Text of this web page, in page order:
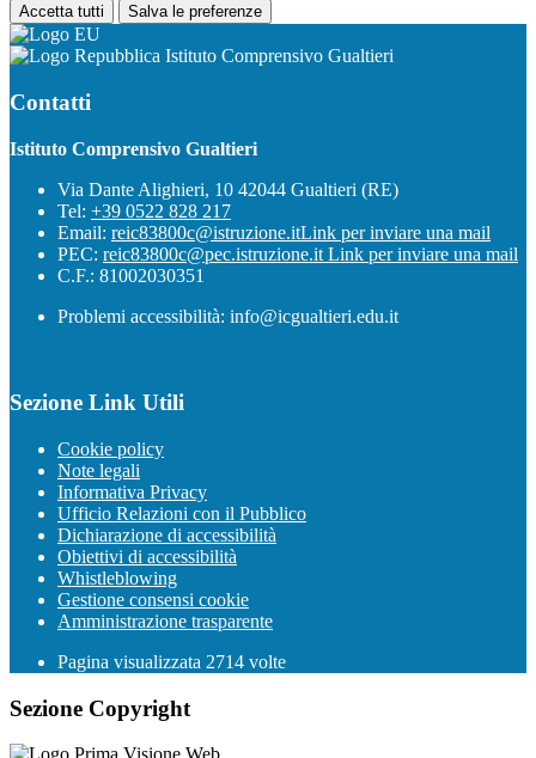
Accetta tutti Salva le preferenze
Istituto Comprensivo Gualtieri
Contatti
Istituto Comprensivo Gualtieri
Via Dante Alighieri, 10 42044 Gualtieri (RE)
Tel: +39 0522 828 217
Email: reic83800c@istruzione.itLink per inviare una mail
PEC: reic83800c@pec.istruzione.it Link per inviare una mail
C.F.: 81002030351
Problemi accessibilità: info@icgualtieri.edu.it
Sezione Link Utili
Cookie policy
Note legali
Informativa Privacy
Ufficio Relazioni con il Pubblico
Dichiarazione di accessibilità
Obiettivi di accessibilità
Whistleblowing
Gestione consensi cookie
Amministrazione trasparente
Pagina visualizzata 2714 volte
Sezione Copyright